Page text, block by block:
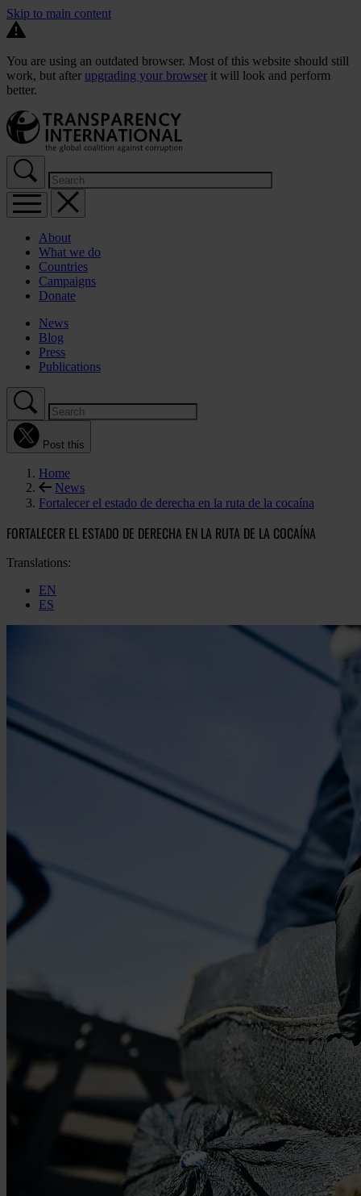
Skip to main content
You are using an outdated browser. Most of this website should still
work, but after upgrading your browser it will look and perform
better.
About
What we do
Countries
Campaigns
Donate
News
Blog
Press
Publications
Post this
Home
News
Fortalecer el estado de derecha en la ruta de la cocaína
FORTALECER EL ESTADO DE DERECHA EN LA RUTA DE LA COCAÍNA
Translations:
EN
ES